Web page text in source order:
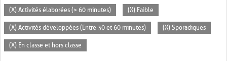
(X) Activités élaborées (> 60 minutes) (X) Faible
(X) Activités développées (Entre 30 et 60 minutes) (X) Sporadiques
(X) En classe et hors classe